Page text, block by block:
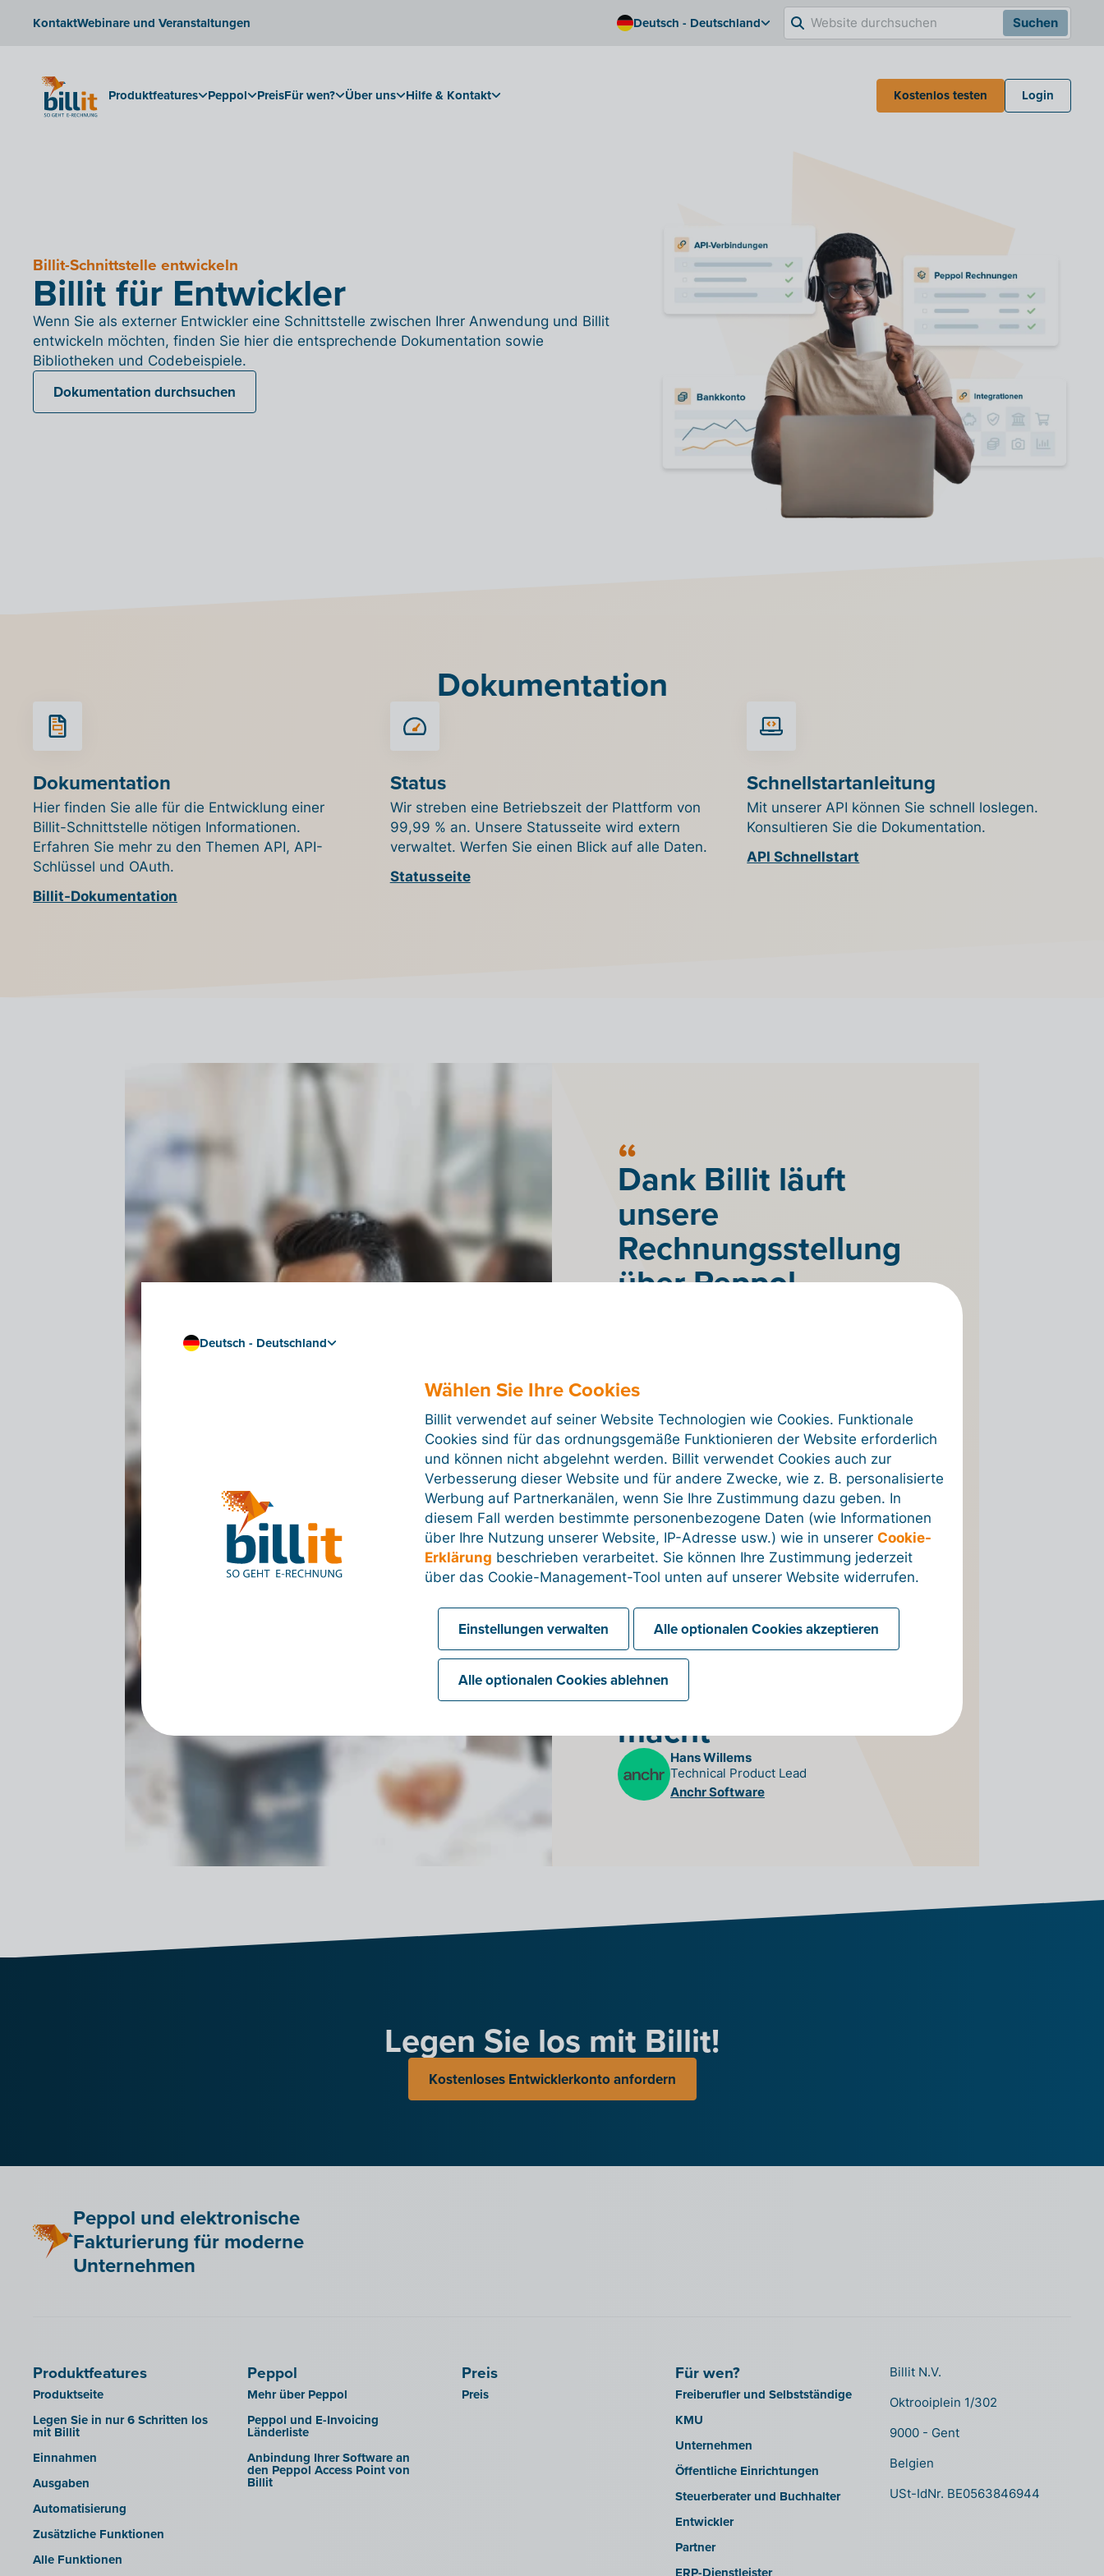
KontaktWebinare und Veranstaltungen Deutsch - Deutschland Suchen
Produktfeatures Peppol PreisFür wen? Über uns Hilfe & Kontakt Kostenlos testen Login
Billit-Schnittstelle entwickeln
Billit für Entwickler
Wenn Sie als externer Entwickler eine Schnittstelle zwischen Ihrer Anwendung und Billit
entwickeln möchten, finden Sie hier die entsprechende Dokumentation sowie
Bibliotheken und Codebeispiele.
Dokumentation durchsuchen
Dokumentation
Dokumentation
Hier finden Sie alle für die Entwicklung einer
Billit-Schnittstelle nötigen Informationen.
Erfahren Sie mehr zu den Themen API, API-
Schlüssel und OAuth.
Billit-Dokumentation
Status
Wir streben eine Betriebszeit der Plattform von
99,99 % an. Unsere Statusseite wird extern
verwaltet. Werfen Sie einen Blick auf alle Daten.
Statusseite
Schnellstartanleitung
Mit unserer API können Sie schnell loslegen.
Konsultieren Sie die Dokumentation.
API Schnellstart
Dank Billit läuft
unsere
Rechnungsstellung
über Peppol
fehlerfrei. Die
Integration war
einfach, und der
Support reagiert
stets schnell und
kompetent. Ein
verlässlicher
Partner, der digitale
Rechnungsstellung
wirklich einfach
macht
Hans Willems
Technical Product Lead
Anchr Software
Legen Sie los mit Billit!
Kostenloses Entwicklerkonto anfordern
Peppol und elektronische
Fakturierung für moderne
Unternehmen
Produktfeatures
Produktseite
Legen Sie in nur 6 Schritten los
mit Billit
Einnahmen
Ausgaben
Automatisierung
Zusätzliche Funktionen
Alle Funktionen
Peppol
Mehr über Peppol
Peppol und E-Invoicing
Länderliste
Anbindung Ihrer Software an
den Peppol Access Point von
Billit
Preis
Preis
Für wen?
Freiberufler und Selbstständige
KMU
Unternehmen
Öffentliche Einrichtungen
Steuerberater und Buchhalter
Entwickler
Partner
Billit N.V.
Oktrooiplein 1/302
9000 - Gent
Belgien
USt-IdNr. BE0563846944
Deutsch - Deutschland
Wählen Sie Ihre Cookies
Billit verwendet auf seiner Website Technologien wie Cookies. Funktionale
Cookies sind für das ordnungsgemäße Funktionieren der Website erforderlich
und können nicht abgelehnt werden. Billit verwendet Cookies auch zur
Verbesserung dieser Website und für andere Zwecke, wie z. B. personalisierte
Werbung auf Partnerkanälen, wenn Sie Ihre Zustimmung dazu geben. In
diesem Fall werden bestimmte personenbezogene Daten (wie Informationen
über Ihre Nutzung unserer Website, IP-Adresse usw.) wie in unsererCookie-
Erklärung beschrieben verarbeitet. Sie können Ihre Zustimmung jederzeit
über das Cookie-Management-Tool unten auf unserer Website widerrufen.
Einstellungen verwalten Alle optionalen Cookies akzeptieren
Alle optionalen Cookies ablehnen